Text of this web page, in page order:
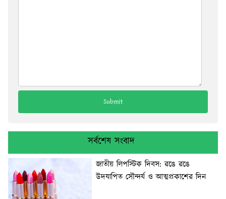
সর্বশেষ সংবাদ
জাতীয় লিপস্টিক দিবস: রঙে রঙে
উদযাপিত সৌন্দর্য ও আত্মপ্রকাশের দিন